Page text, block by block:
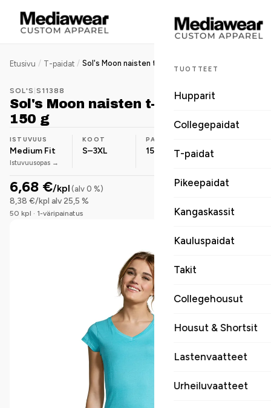
TUOTTEET
Hupparit
Collegepaidat
T-paidat
Pikeepaidat
Kangaskassit
Kauluspaidat
Takit
Collegehousut
Housut & Shortsit
Lastenvaatteet
Urheiluvaatteet
Etusivu / T-paidat / Sol's Moon naisten t-paita puuvilla 150 g
SOL'S S11388
Sol's Moon naisten t-paita puuvilla
150 g
ISTUVUUS
Medium Fit
Istuvuusopas →
KOOT
S–3XL
PAINO
150 g/m² Puuvilla
6,68 €/kpl (alv 0 %)
8,38 €/kpl alv 25,5 %
50 kpl · 1-väripainatus